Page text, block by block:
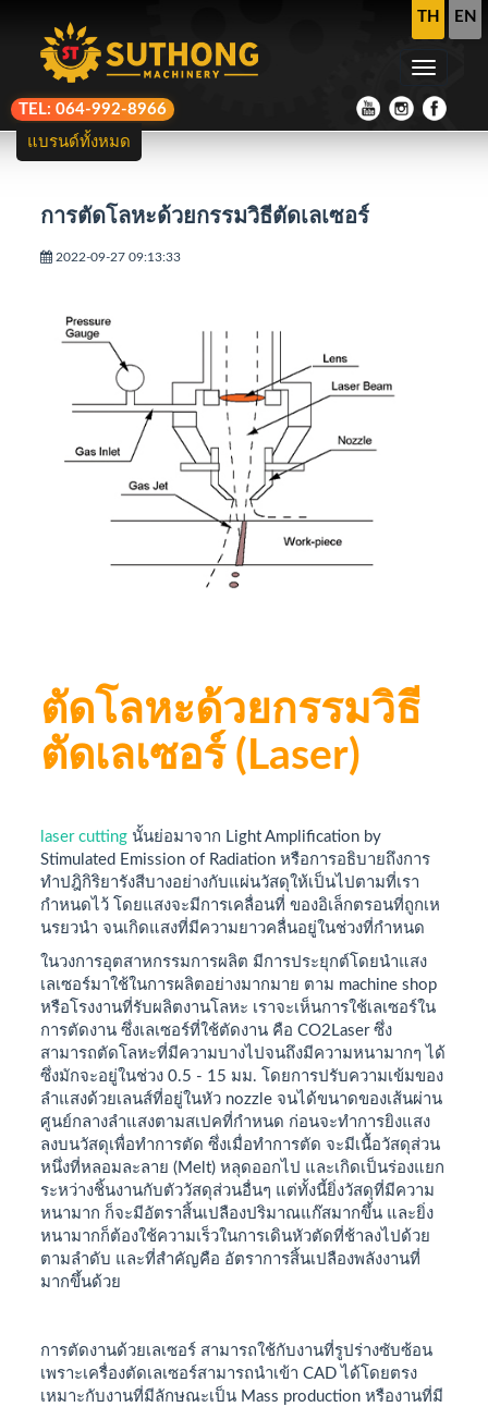
TH EN
TEL: 064-992-8966
แบรนด์ทั้งหมด
การตัดโลหะด้วยกรรมวิธีตัดเลเซอร์
2022-09-27 09:13:33
ตัดโลหะด้วยกรรมวิธี
ตัดเลเซอร์ (Laser)
laser cutting นั้นย่อมาจาก Light Amplification by
Stimulated Emission of Radiation หรือการอธิบายถึงการ
ทำปฎิกิริยารังสีบางอย่างกับแผ่นวัสดุให้เป็นไปตามที่เรา
กำหนดไว้ โดยแสงจะมีการเคลื่อนที่ ของอิเล็กตรอนที่ถูกเห
นรยวนำ จนเกิดแสงที่มีความยาวคลื่นอยู่ในช่วงที่กำหนด
ในวงการอุตสาหกรรมการผลิต มีการประยุกต์โดยนำแสง
เลเซอร์มาใช้ในการผลิตอย่างมากมาย ตาม machine shop
หรือโรงงานที่รับผลิตงานโลหะ เราจะเห็นการใช้เลเซอร์ใน
การตัดงาน ซึ่งเลเซอร์ที่ใช้ตัดงาน คือ CO2Laser ซึ่ง
สามารถตัดโลหะที่มีความบางไปจนถึงมีความหนามากๆ ได้
ซึ่งมักจะอยู่ในช่วง 0.5 - 15 มม. โดยการปรับความเข้มของ
ลำแสงด้วยเลนส์ที่อยู่ในหัว nozzle จนได้ขนาดของเส้นผ่าน
ศูนย์กลางลำแสงตามสเปคที่กำหนด ก่อนจะทำการยิงแสง
ลงบนวัสดุเพื่อทำการตัด ซึ่งเมื่อทำการตัด จะมีเนื้อวัสดุส่วน
หนึ่งที่หลอมละลาย (Melt) หลุดออกไป และเกิดเป็นร่องแยก
ระหว่างชิ้นงานกับตัววัสดุส่วนอื่นๆ แต่ทั้งนี้ยิ่งวัสดุที่มีความ
หนามาก ก็จะมีอัตราสิ้นเปลืองปริมาณแก๊สมากขึ้น และยิ่ง
หนามากก็ต้องใช้ความเร็วในการเดินหัวตัดที่ช้าลงไปด้วย
ตามลำดับ และที่สำคัญคือ อัตราการสิ้นเปลืองพลังงานที่
มากขึ้นด้วย
การตัดงานด้วยเลเซอร์ สามารถใช้กับงานที่รูปร่างซับซ้อน
เพราะเครื่องตัดเลเซอร์สามารถนำเข้า CAD ได้โดยตรง
เหมาะกับงานที่มีลักษณะเป็น Mass production หรืองานที่มี